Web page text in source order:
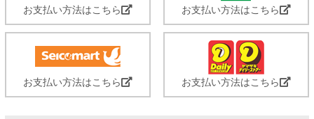
お支払い方法はこちら お支払い方法はこちら
お支払い方法はこちら お支払い方法はこちら